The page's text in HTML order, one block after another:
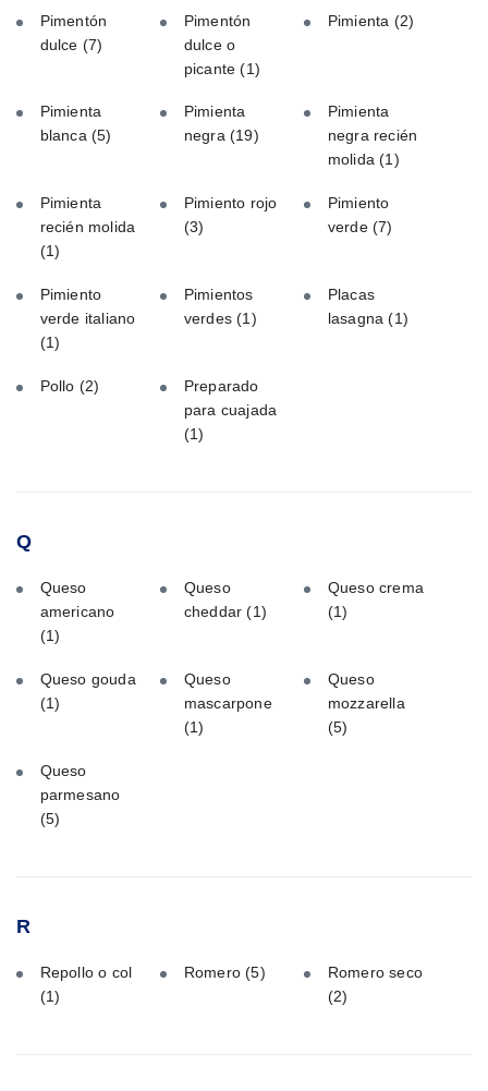
Pimentón
dulce (7)
Pimentón
dulce o
picante(1)
Pimienta (2)
Pimienta
blanca (5)
Pimienta
negra (19)
Pimienta
negra recién
molida(1)
Pimienta
recién molida
(1)
Pimiento rojo
(3)
Pimiento
verde(7)
Pimiento
verde italiano
(1)
Pimientos
verdes(1)
Placas
lasagna(1)
Pollo (2)
Preparado
para cuajada
(1)
Q
Queso
americano
(1)
Queso
cheddar(1)
Queso crema
(1)
Queso gouda
(1)
Queso
mascarpone
(1)
Queso
mozzarella
(5)
Queso
parmesano
(5)
R
Repollo o col
(1)
Romero(5)
Romero seco
(2)